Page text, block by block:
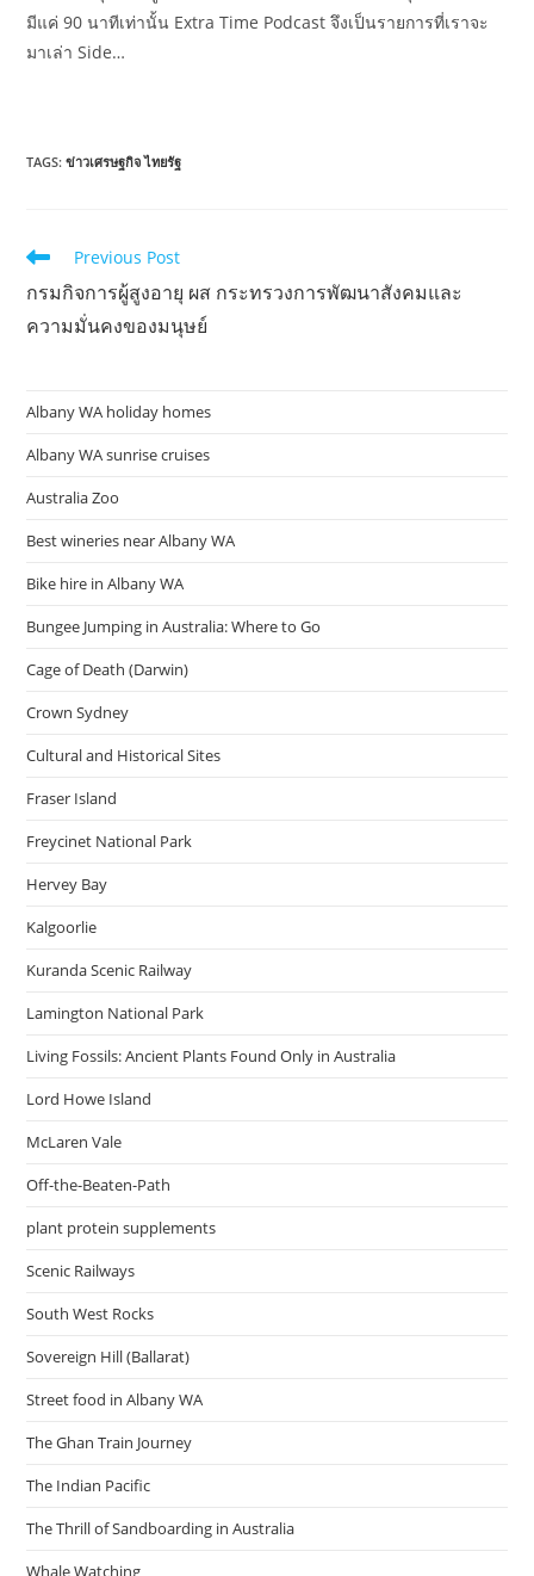
มีแค่ 90 นาทีเท่านั้น Extra Time Podcast จึงเป็นรายการที่เราจะ
มาเล่า Side…
TAGS:ข่าวเศรษฐกิจ ไทยรัฐ
Read
articles
Previous Post
กรมกิจการผู้สูงอายุ ผส กระทรวงการพัฒนาสังคมและ
ความมั่นคงของมนุษย์
Albany WA holiday homes
Albany WA sunrise cruises
Australia Zoo
Best wineries near Albany WA
Bike hire in Albany WA
Bungee Jumping in Australia: Where to Go
Cage of Death (Darwin)
Crown Sydney
Cultural and Historical Sites
Fraser Island
Freycinet National Park
Hervey Bay
Kalgoorlie
Kuranda Scenic Railway
Lamington National Park
Living Fossils: Ancient Plants Found Only in Australia
Lord Howe Island
McLaren Vale
Off-the-Beaten-Path
plant protein supplements
Scenic Railways
South West Rocks
Sovereign Hill (Ballarat)
Street food in Albany WA
The Ghan Train Journey
The Indian Pacific
The Thrill of Sandboarding in Australia
Whale Watching